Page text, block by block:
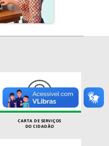
CARTA DE SERVIÇOS
DO CIDADÃO